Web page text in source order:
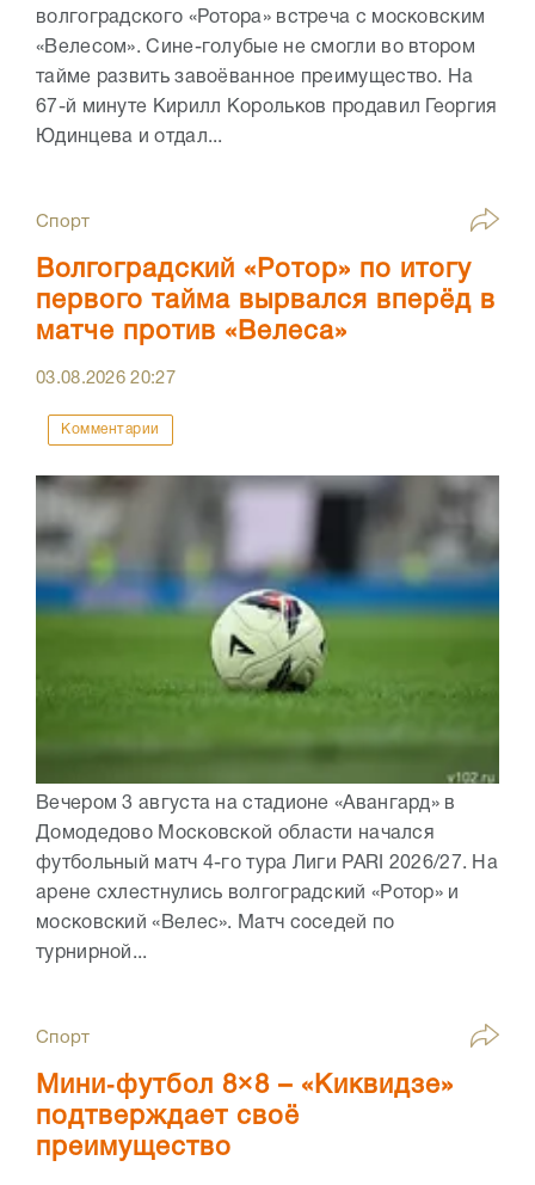
волгоградского «Ротора» встреча с московским
«Велесом». Сине-голубые не смогли во втором
тайме развить завоёванное преимущество. На
67-й минуте Кирилл Корольков продавил Георгия
Юдинцева и отдал...
Спорт
Волгоградский «Ротор» по итогу
первого тайма вырвался вперёд в
матче против «Велеса»
03.08.202620:27
Комментарии
Вечером 3 августа на стадионе «Авангард» в
Домодедово Московской области начался
футбольный матч 4-го тура Лиги PARI 2026/27. На
арене схлестнулись волгоградский «Ротор» и
московский «Велес». Матч соседей по
турнирной...
Спорт
Мини‑футбол 8×8 – «Киквидзе»
подтверждает своё
преимущество